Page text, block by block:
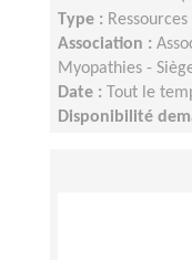
Type :
Association :
Myopathies -
Date :
Tout le
Disponibilité